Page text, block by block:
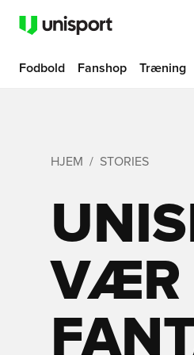
Fodbold Fanshop Træning
HJEM STORIES
VÆR